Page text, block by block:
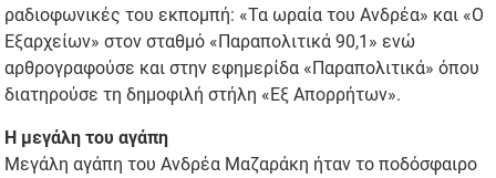
ραδιοφωνικές του εκπομπή: «Τα ωραία του Ανδρέα» και «Ο
Εξαρχείων» στον σταθμό «Παραπολιτικά 90,1» ενώ
αρθρογραφούσε και στην εφημερίδα «Παραπολιτικά» όπου
διατηρούσε τη δημοφιλή στήλη «Εξ Απορρήτων».
Η μεγάλη του αγάπη
Μεγάλη αγάπη του Ανδρέα Μαζαράκη ήταν το ποδόσφαιρο